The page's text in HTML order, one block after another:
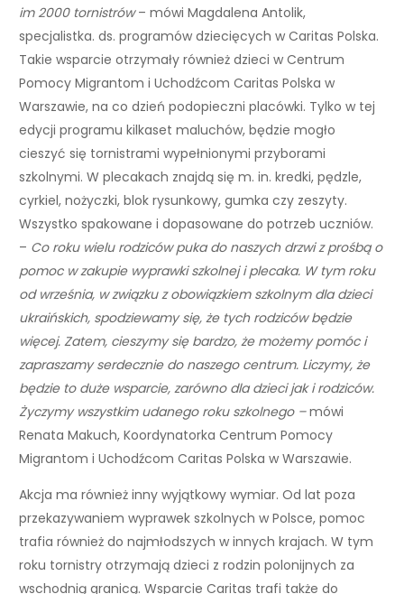
im 2000 tornistrów– mówi Magdalena Antolik,
specjalistka. ds. programów dziecięcych w Caritas Polska.
Takie wsparcie otrzymały również dzieci w Centrum
Pomocy Migrantom i Uchodźcom Caritas Polska w
Warszawie, na co dzień podopieczni placówki. Tylko w tej
edycji programu kilkaset maluchów, będzie mogło
cieszyć się tornistrami wypełnionymi przyborami
szkolnymi. W plecakach znajdą się m. in. kredki, pędzle,
cyrkiel, nożyczki, blok rysunkowy, gumka czy zeszyty.
Wszystko spakowane i dopasowane do potrzeb uczniów.
– Co roku wielu rodziców puka do naszych drzwi z prośbą o
pomoc w zakupie wyprawki szkolnej i plecaka. W tym roku
od września, w związku z obowiązkiem szkolnym dla dzieci
ukraińskich, spodziewamy się, że tych rodziców będzie
więcej. Zatem, cieszymy się bardzo, że możemy pomóc i
zapraszamy serdecznie do naszego centrum. Liczymy, że
będzie to duże wsparcie, zarówno dla dzieci jak i rodziców.
Życzymy wszystkim udanego roku szkolnego –mówi
Renata Makuch, Koordynatorka Centrum Pomocy
Migrantom i Uchodźcom Caritas Polska w Warszawie.
Akcja ma również inny wyjątkowy wymiar. Od lat poza
przekazywaniem wyprawek szkolnych w Polsce, pomoc
trafia również do najmłodszych w innych krajach. W tym
roku tornistry otrzymają dzieci z rodzin polonijnych za
wschodnią granicą. Wsparcie Caritas trafi także do